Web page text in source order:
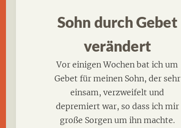
Sohn durch Gebet
verändert
Vor einigen Wochen bat ich um
Gebet für meinen Sohn, der sehr
einsam, verzweifelt und
depremiert war, so dass ich mir
große Sorgen um ihn machte.